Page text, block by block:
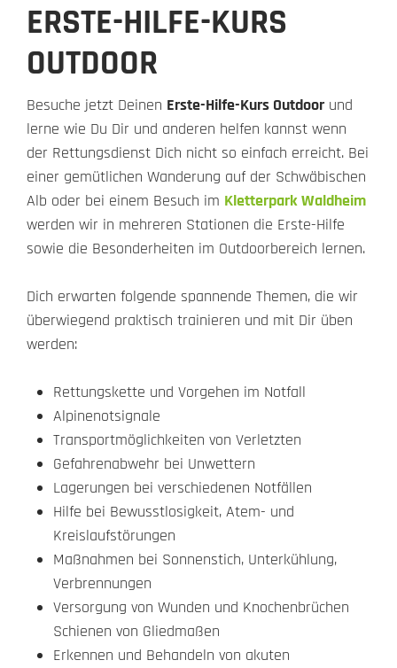
ERSTE-HILFE-KURS
OUTDOOR
Besuche jetzt Deinen Erste-Hilfe-Kurs Outdoor und
lerne wie Du Dir und anderen helfen kannst wenn
der Rettungsdienst Dich nicht so einfach erreicht. Bei
einer gemütlichen Wanderung auf der Schwäbischen
Alb oder bei einem Besuch im Kletterpark Waldheim
werden wir in mehreren Stationen die Erste-Hilfe
sowie die Besonderheiten im Outdoorbereich lernen.
Dich erwarten folgende spannende Themen, die wir
überwiegend praktisch trainieren und mit Dir üben
werden:
Rettungskette und Vorgehen im Notfall
Alpinenotsignale
Transportmöglichkeiten von Verletzten
Gefahrenabwehr bei Unwettern
Lagerungen bei verschiedenen Notfällen
Hilfe bei Bewusstlosigkeit, Atem- und
Kreislaufstörungen
Maßnahmen bei Sonnenstich, Unterkühlung,
Verbrennungen
Versorgung von Wunden und Knochenbrüchen
Schienen von Gliedmaßen
Erkennen und Behandeln von akuten